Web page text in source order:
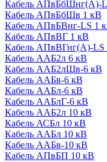
Кабель АПвБбШнг(А)-
Кабель АПвБбШв 1 кВ
Кабель АПвБВнг-LS 1
Кабель АПвВГ 1 кВ
Кабель АПвВГнг(А)-LS
Кабель ААБ2л 6 кВ
Кабель ААБ2лШв-6 кВ
Кабель ААБв-6 кВ
Кабель ААБл-6 кВ
Кабель ААБлГ-6 кВ
Кабель ААБ2л 10 кВ
Кабель АСБл 10 кВ
Кабель ААБл 10 кВ
Кабель ААБв-10 кВ
Кабель АПвБП 10 кВ